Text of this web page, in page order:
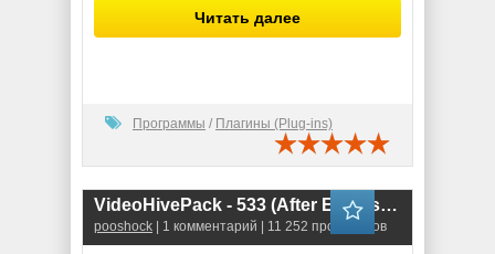
Читать далее
Программы / Плагины (Plug-ins)
VideoHivePack - 533 (After Effects Projects Pack)
pooshock | 1 комментарий | 11 252 просмотров